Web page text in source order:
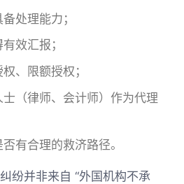
处理能力；
效汇报；
、限额授权；
（律师、会计师）作为代理
有合理的救济路径。
纷并非来自 “外国机构不承